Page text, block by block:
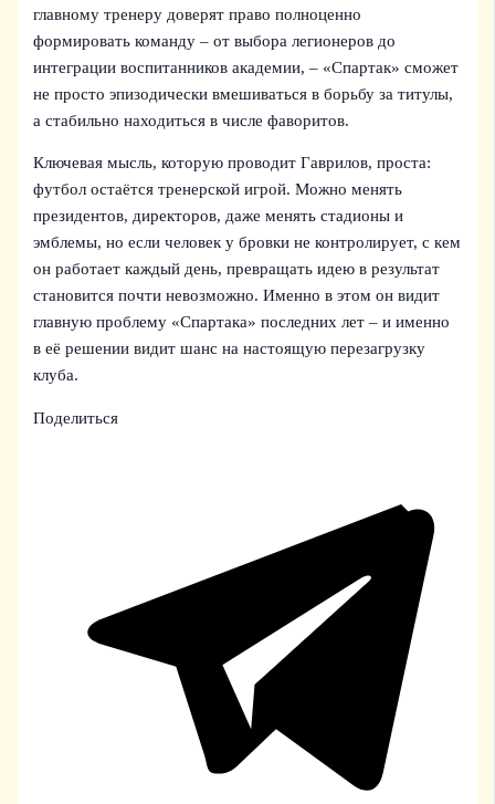
главному тренеру доверят право полноценно
формировать команду – от выбора легионеров до
интеграции воспитанников академии, – «Спартак» сможет
не просто эпизодически вмешиваться в борьбу за титулы,
а стабильно находиться в числе фаворитов.
Ключевая мысль, которую проводит Гаврилов, проста:
футбол остаётся тренерской игрой. Можно менять
президентов, директоров, даже менять стадионы и
эмблемы, но если человек у бровки не контролирует, с кем
он работает каждый день, превращать идею в результат
становится почти невозможно. Именно в этом он видит
главную проблему «Спартака» последних лет – и именно
в её решении видит шанс на настоящую перезагрузку
клуба.
Поделиться